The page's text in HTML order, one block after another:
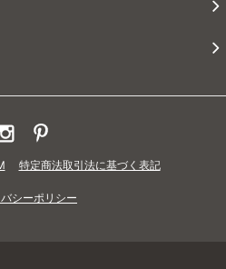
特定商法取引法に基づく表記
シーポリシー